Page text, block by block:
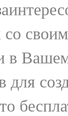
со
в
для